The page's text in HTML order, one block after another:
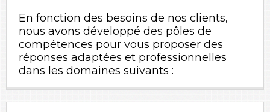
En fonction des besoins de nos clients,
nous avons développé des pôles de
compétences pour vous proposer des
réponses adaptées et professionnelles
dans les domaines suivants :